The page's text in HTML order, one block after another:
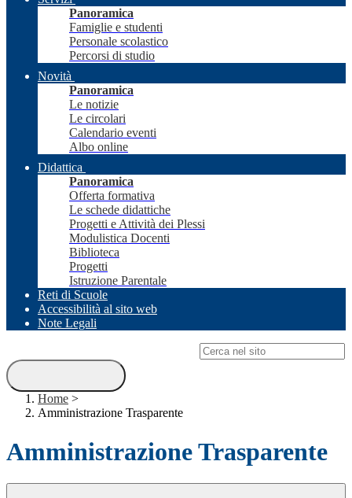
Panoramica
Famiglie e studenti
Personale scolastico
Percorsi di studio
Novità
Panoramica
Le notizie
Le circolari
Calendario eventi
Albo online
Didattica
Panoramica
Offerta formativa
Le schede didattiche
Progetti e Attività dei Plessi
Modulistica Docenti
Biblioteca
Progetti
Istruzione Parentale
Reti di Scuole
Accessibilità al sito web
Note Legali
Home >
Amministrazione Trasparente
Amministrazione Trasparente